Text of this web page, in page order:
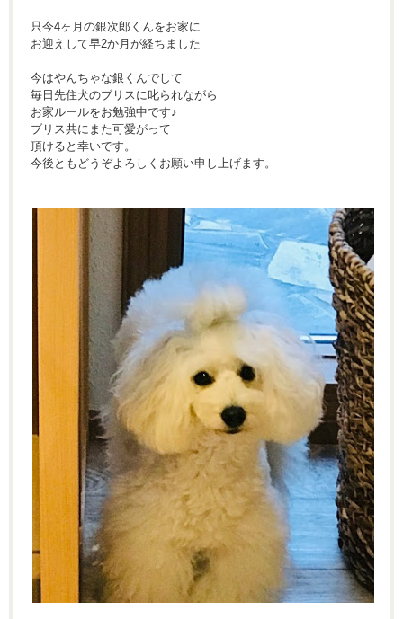
只今4ヶ月の銀次郎くんをお家に
お迎えして早2か月が経ちました
今はやんちゃな銀くんでして
毎日先住犬のブリスに叱られながら
お家ルールをお勉強中です♪
ブリス共にまた可愛がって
頂けると幸いです。
今後ともどうぞよろしくお願い申し上げます。